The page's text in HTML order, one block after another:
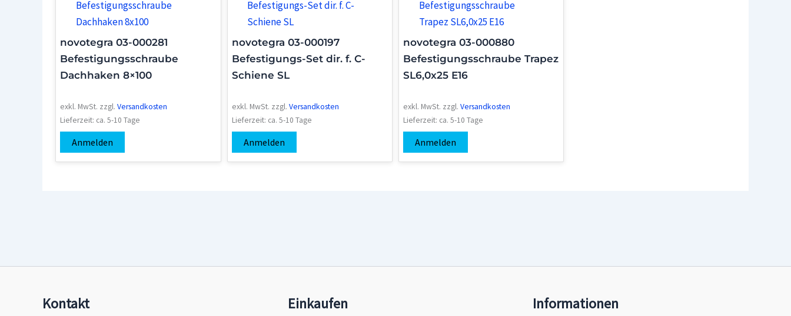
novotegra 03-000281
Befestigungsschraube
Dachhaken 8×100
exkl. MwSt. zzgl.Versandkosten
Lieferzeit: ca. 5-10 Tage
Anmelden
novotegra 03-000197
Befestigungs-Set dir. f. C-
Schiene SL
exkl. MwSt. zzgl. Versandkosten
Lieferzeit: ca. 5-10 Tage
Anmelden
novotegra 03-000880
Befestigungsschraube Trapez
SL6,0x25 E16
exkl. MwSt. zzgl. Versandkosten
Lieferzeit: ca. 5-10 Tage
Anmelden
Kontakt Einkaufen Informationen